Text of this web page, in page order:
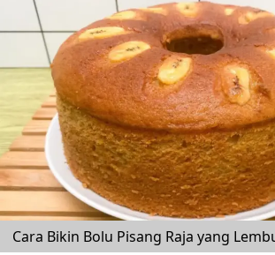
Cara Bikin Bolu Pisang Raja yang